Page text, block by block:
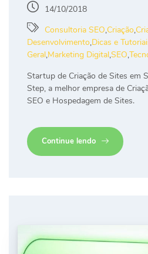
14/10/2018
Consultoria SEO,Criação,
Desenvolvimento,Dicas e
Geral,Marketing Digital,SEO,
Startup de Criação de Sites em
Step, a melhor empresa de
SEO e Hospedagem de Sites.
Continue lendo